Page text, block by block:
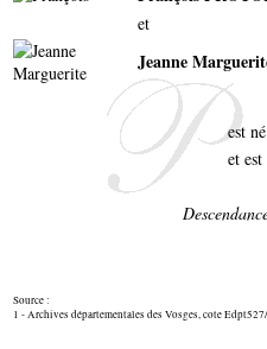
et
Jeanne
est
et est
Source :
1 - Archives départementales des Vosges, cote